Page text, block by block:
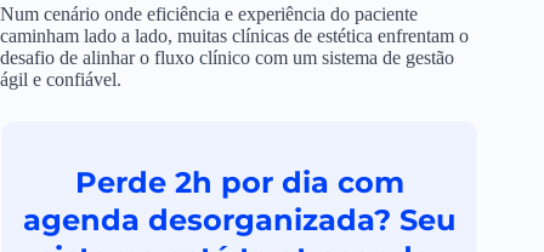
Num cenário onde eficiência e experiência do paciente
caminham lado a lado, muitas clínicas de estética enfrentam o
desafio de alinhar o fluxo clínico com um sistema de gestão
ágil e confiável.
Perde 2h por dia com
agenda desorganizada? Seu